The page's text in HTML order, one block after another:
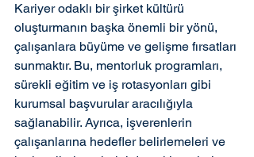
Kariyer odaklı bir şirket kültürü
oluşturmanın başka önemli bir yönü,
çalışanlara büyüme ve gelişme fırsatları
sunmaktır. Bu, mentorluk programları,
sürekli eğitim ve iş rotasyonları gibi
kurumsal başvurular aracılığıyla
sağlanabilir. Ayrıca, işverenlerin
çalışanlarına hedefler belirlemeleri ve